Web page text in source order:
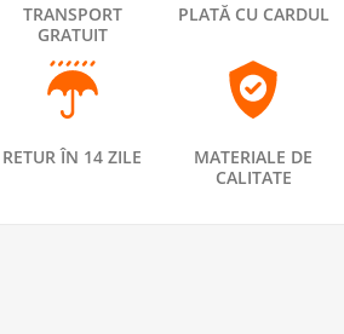
TRANSPORT
GRATUIT
PLATĂ CU CARDUL
RETUR ÎN 14 ZILE
MATERIALE DE
CALITATE